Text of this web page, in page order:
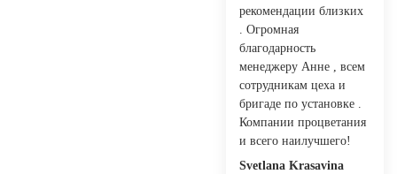
рекомендации близких
. Огромная
благодарность
менеджеру Анне , всем
сотрудникам цеха и
бригаде по установке .
Компании процветания
и всего наилучшего!
Svetlana Krasavina